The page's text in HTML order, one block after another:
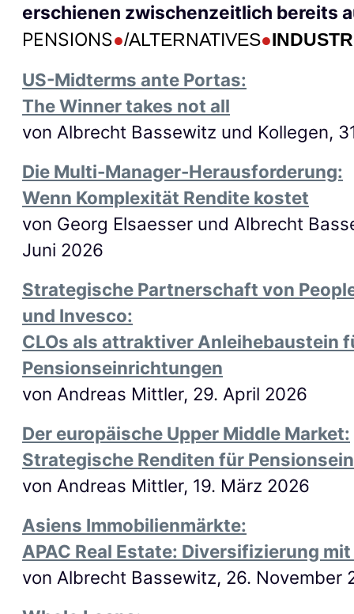
erschienen zwischenzeitlich bereits
PENSIONS●/ALTERNATIVES●
US-Midterms ante Portas:
The Winner takes not all
von Albrecht Bassewitz und Kollegen,
Die Multi-Manager-Herausforderung:
Wenn Komplexität Rendite kostet
von Georg Elsaesser und Albrecht
Juni 2026
Strategische Partnerschaft von
und Invesco:
CLOs als attraktiver Anleihebaustein
Pensionseinrichtungen
von Andreas Mittler, 29. April 2026
Der europäische Upper Middle Market:
Strategische Renditen für
von Andreas Mittler, 19. März 2026
Asiens Immobilienmärkte:
APAC Real Estate: Diversifizierung
von Albrecht Bassewitz, 26. November